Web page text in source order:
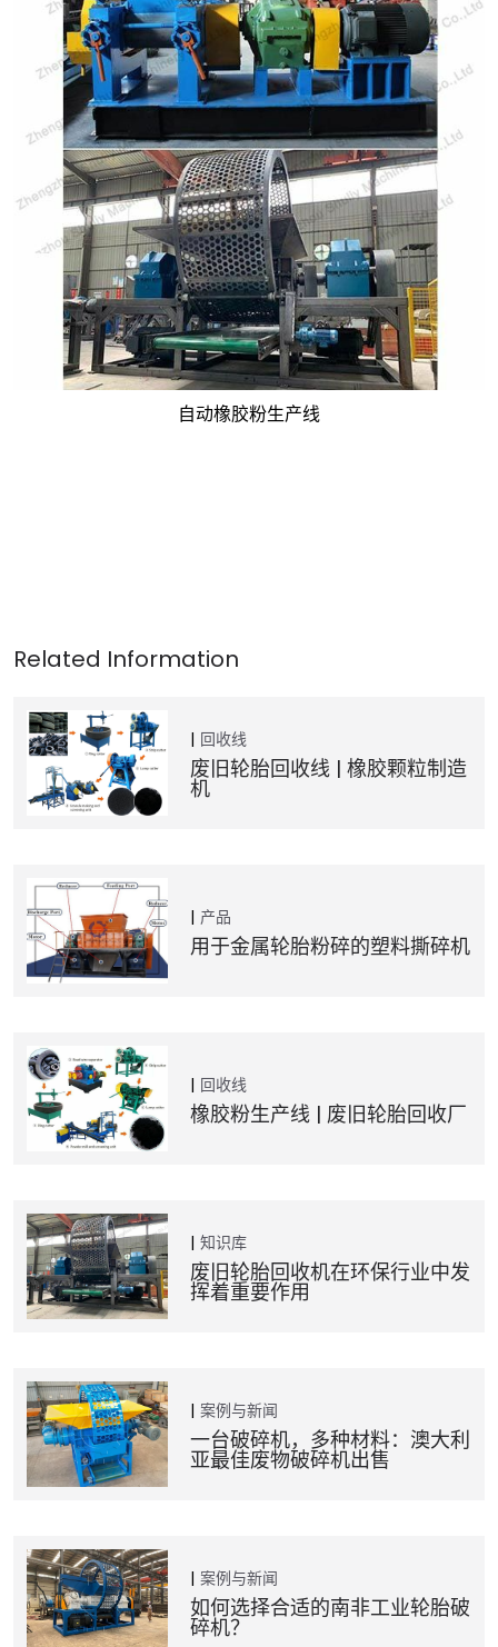
自动橡胶粉生产线
回收线
废旧轮胎回收线 | 橡胶颗粒制造
机
产品
用于金属轮胎粉碎的塑料撕碎机
回收线
橡胶粉生产线 | 废旧轮胎回收厂
知识库
废旧轮胎回收机在环保行业中发
挥着重要作用
案例与新闻
一台破碎机，多种材料：澳大利
亚最佳废物破碎机出售
案例与新闻
如何选择合适的南非工业轮胎破
碎机？